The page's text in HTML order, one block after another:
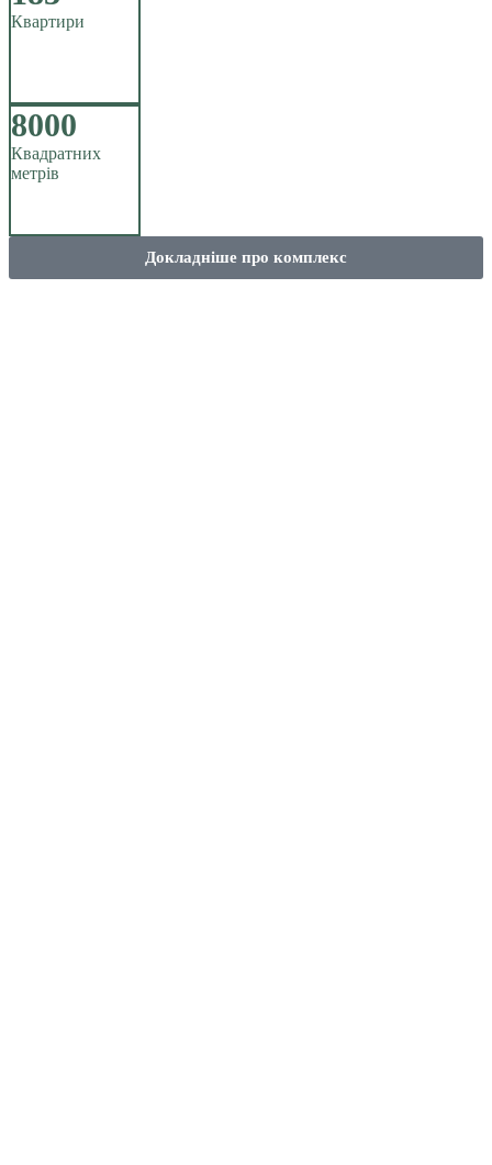
Квартири
8000
Квадратних
метрів
Докладніше про комплекс